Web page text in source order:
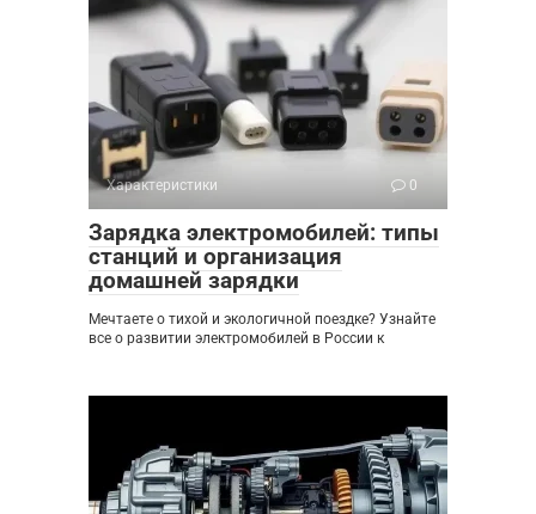
Характеристики 0
Зарядка электромобилей: типы
станций и организация
домашней зарядки
Мечтаете о тихой и экологичной поездке? Узнайте
все о развитии электромобилей в России к